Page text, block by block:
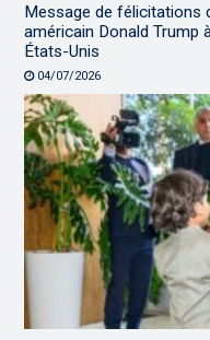
Message de félicitations
américain Donald Trump
États-Unis
04/07/2026